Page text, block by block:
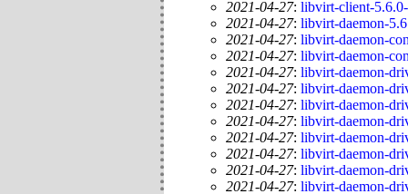
2021-04-27: libvirt-client-
2021-04-27: libvirt-daemon-
2021-04-27: libvirt-daemon-
2021-04-27: libvirt-daemon-
2021-04-27: libvirt-daemon-
2021-04-27: libvirt-daemon-
2021-04-27: libvirt-daemon-
2021-04-27: libvirt-daemon-
2021-04-27: libvirt-daemon-
2021-04-27: libvirt-daemon-
2021-04-27: libvirt-daemon-
2021-04-27: libvirt-daemon-